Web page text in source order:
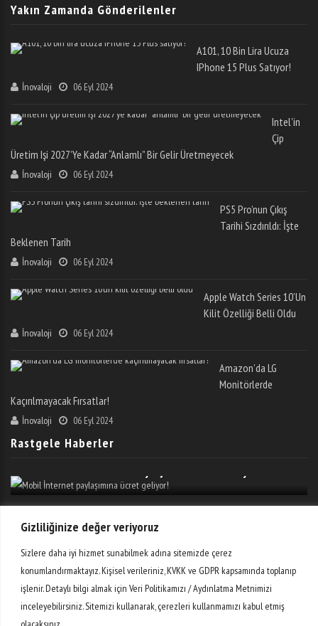
Gizliliğinize değer veriyoruz
Sizlere daha iyi hizmet sunabilmek adına sitemizde çerez
konumlandırmaktayız. Kişisel verileriniz, KVKK ve GDPR kapsamında toplanıp
işlenir. Detaylı bilgi almak için Veri Politikamızı / Aydınlatma Metnimizi
inceleyebilirsiniz. Sitemizi kullanarak, çerezleri kullanmamızı kabul etmiş
Yakın Zamanda Gönderilenler
A101, 10 Bin Lira Ucuza
IPhone 15 Plus Satıyor!
İnovaloji 06 Eyl 2024
Intel’in
Çip
Üretim Işi 2027’ye Kadar “anlamlı” Bir Gelir Üretmeyecek
İnovaloji 06 Eyl 2024
PS5 Pro’nun Çıkış
Tarihi Sızdırıldı: İşte
Beklenen Tarih
İnovaloji 06 Eyl 2024
Apple Watch Series 10’un
Kilit Özelliği Belli Oldu
İnovaloji 06 Eyl 2024
Amazon’da LG
Monitörlerde
Kaçırılmayacak Fırsatlar!
İnovaloji 06 Eyl 2024
Rastgele Haberler
Etiketler
AR-GE Bilim Dijital Donanım E-Ticaret Girişimler
Giyilebilir Teknoloji Haber Mobil Otomobil Oyun